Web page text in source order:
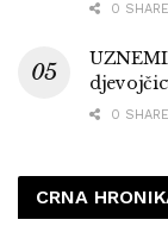
0
0
CRNA